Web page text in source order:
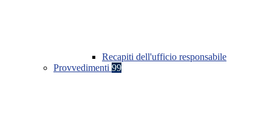
Recapiti dell'ufficio responsabile
Provvedimenti 99